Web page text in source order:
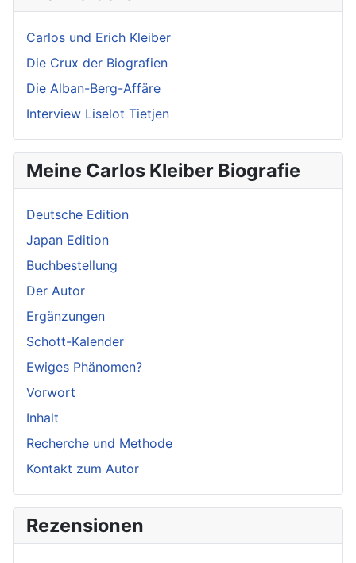
Carlos und Erich Kleiber
Die Crux der Biografien
Die Alban-Berg-Affäre
Interview Liselot Tietjen
Meine Carlos Kleiber Biografie
Deutsche Edition
Japan Edition
Buchbestellung
Der Autor
Ergänzungen
Schott-Kalender
Ewiges Phänomen?
Vorwort
Inhalt
Recherche und Methode
Kontakt zum Autor
Rezensionen